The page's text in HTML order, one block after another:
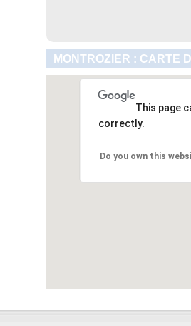
MONTROZIER : CARTE
This page
correctly.
Do you own this